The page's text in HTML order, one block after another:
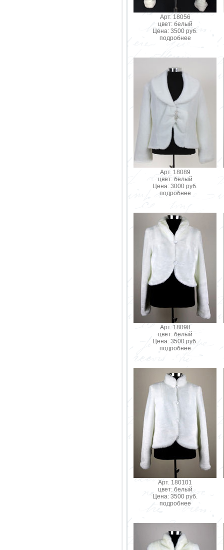
Арт. 18056
цвет: белый
Цена: 3500 руб.
подробнее
Арт. 18089
цвет: белый
Цена: 3000 руб.
подробнее
Арт. 18098
цвет: белый
Цена: 3500 руб.
подробнее
Арт. 180101
цвет: белый
Цена: 3500 руб.
подробнее